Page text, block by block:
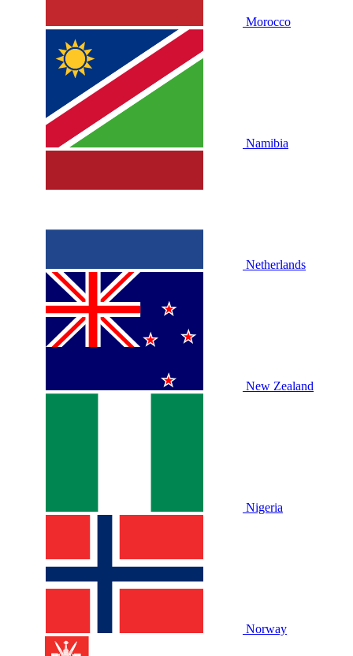
Morocco
Namibia
Netherlands
New Zealand
Nigeria
Norway